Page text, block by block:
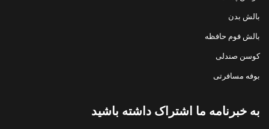
بالش بدن
بالش فوم حافظه
کوسن صندلی
بوفه مسافرتی
به خبرنامه ما اشتراک داشته باشید